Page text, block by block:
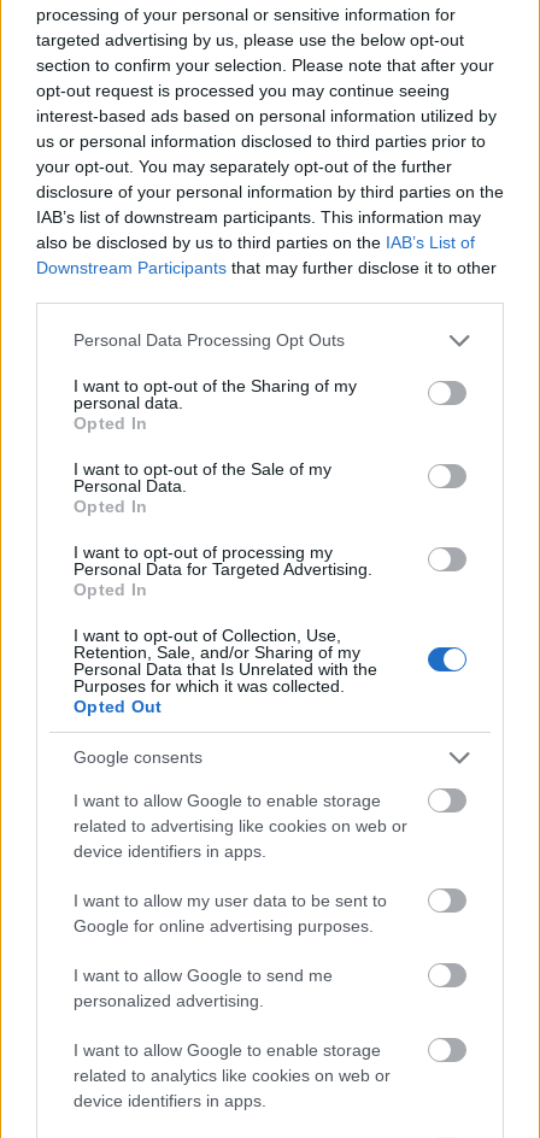
processing of your personal or sensitive information for
targeted advertising by us, please use the below opt-out
section to confirm your selection. Please note that after your
opt-out request is processed you may continue seeing
interest-based ads based on personal information utilized by
us or personal information disclosed to third parties prior to
your opt-out. You may separately opt-out of the further
disclosure of your personal information by third parties on the
IAB’s list of downstream participants. This information may
also be disclosed by us to third parties on the IAB’s List of
Downstream Participants that may further disclose it to other
Please note that this website/app uses one or more Google
not limited to your visit or usage behaviour. You may click to
grant or deny consent to Google and its third-party tags to
use your data for below specified purposes in below Google
consent section.
Personal Data Processing Opt Outs
I want to opt-out of the Sharing of my
personal data.
Opted In
I want to opt-out of the Sale of my
Personal Data.
Opted In
I want to opt-out of processing my
Personal Data for Targeted Advertising.
Opted In
I want to opt-out of Collection, Use,
Retention, Sale, and/or Sharing of my
Personal Data that Is Unrelated with the
Purposes for which it was collected.
Opted Out
Google consents
I want to allow Google to enable storage
related to advertising like cookies on web or
device identifiers in apps.
I want to allow my user data to be sent to
Google for online advertising purposes.
I want to allow Google to send me
personalized advertising.
I want to allow Google to enable storage
related to analytics like cookies on web or
device identifiers in apps.
Az USA magas rangú
katonai és diplomáciai
képviselőivel találkozott
Jászai Gellért
2025. ÁPR. 22. NÖVEKEDÉS.HU
elnöke a vállalatcsoport székházában
fogadta David Bakert, az Egyesült Államok
Védelmi Minisztériumának európai és NATO
politikájáért felelős helyettes államtitkárát
és az általa vezetett küldöttséget, amelyben
több magas rangú katonai és diplomáciai
képviselő is részt vett.
Többek közöttRobert Palladinó, az
Államok budapesti ideiglenes ügyvivője
valamintQuaid Quadri dandártábornok
Amerikai Egyesült Államok Európai
Parancsnokságának (USEUCOM) tervezésért,
stratégiáért és haderőképességért felelős